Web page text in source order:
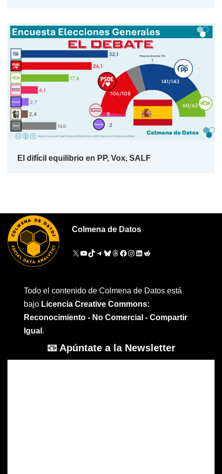
El difícil equilibrio en PP, Vox, SALF
Colmena de Datos
Todo el contenido de Colmena de Datos está
bajo Licencia Creative Commons:
Reconocimiento - No Comercial - Compartir
Igual .
📧 Apúntate a la Newsletter